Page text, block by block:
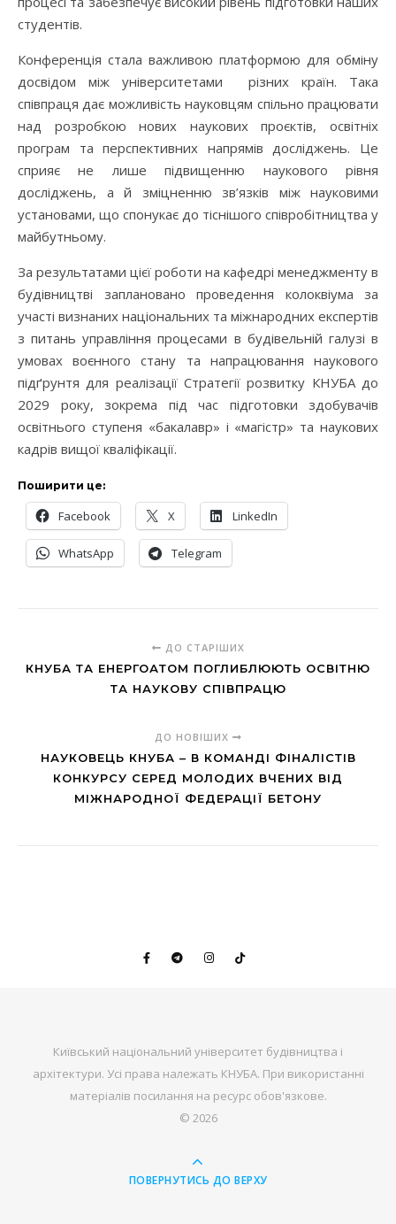
студентів.
Конференція стала важливою платформою для обміну
досвідом між університетами різних країн. Така
співпраця дає можливість науковцям спільно працювати
над розробкою нових наукових проєктів, освітніх
програм та перспективних напрямів досліджень. Це
сприяє не лише підвищенню наукового рівня
досліджень, а й зміцненню зв’язків між науковими
установами, що спонукає до тіснішого співробітництва у
майбутньому.
За результатами цієї роботи на кафедрі менеджменту в
будівництві заплановано проведення колоквіума за
участі визнаних національних та міжнародних експертів
з питань управління процесами в будівельній галузі в
умовах воєнного стану та напрацювання наукового
підґрунтя для реалізації Стратегії розвитку КНУБА до
2029 року, зокрема під час підготовки здобувачів
освітнього ступеня «бакалавр» і «магістр» та наукових
кадрів вищої кваліфікації.
Поширити це:
Facebook X LinkedIn
WhatsApp Telegram
ДО СТАРІШИХ
КНУБА ТА ЕНЕРГОАТОМ ПОГЛИБЛЮЮТЬ ОСВІТНЮ
ТА НАУКОВУ СПІВПРАЦЮ
ДО НОВІШИХ
НАУКОВЕЦЬ КНУБА – В КОМАНДІ ФІНАЛІСТІВ
КОНКУРСУ СЕРЕД МОЛОДИХ ВЧЕНИХ ВІД
МІЖНАРОДНОЇ ФЕДЕРАЦІЇ БЕТОНУ
Київський національний університет будівництва і
архітектури. Усі права належать КНУБА. При використанні
матеріалів посилання на ресурс обов'язкове.
© 2026
ПОВЕРНУТИСЬ ДО ВЕРХУ